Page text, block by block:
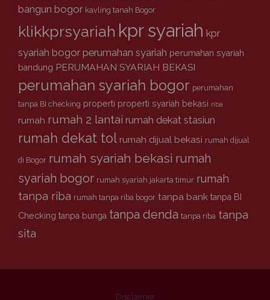
bangun bogor kavling tanah Bogor
klikkprsyariah kpr syariah kpr
syariah bogor perumahan syariah perumahan syariah
bandung PERUMAHAN SYARIAH BEKASI
perumahan syariah bogor perumahan
tanpa BI checking properti properti syariah bekasi riba
rumah rumah 2 lantai rumah dekat stasiun
rumah dekat tol rumah dijual bekasi rumah dijual
di Bogor rumah syariah bekasi rumah
syariah bogor rumah syariah jakarta timur rumah
tanpa riba rumah tanpa riba bogor tanpa bank tanpa BI
Checking tanpa bunga tanpa denda tanpa riba tanpa
sita
Disclaimer